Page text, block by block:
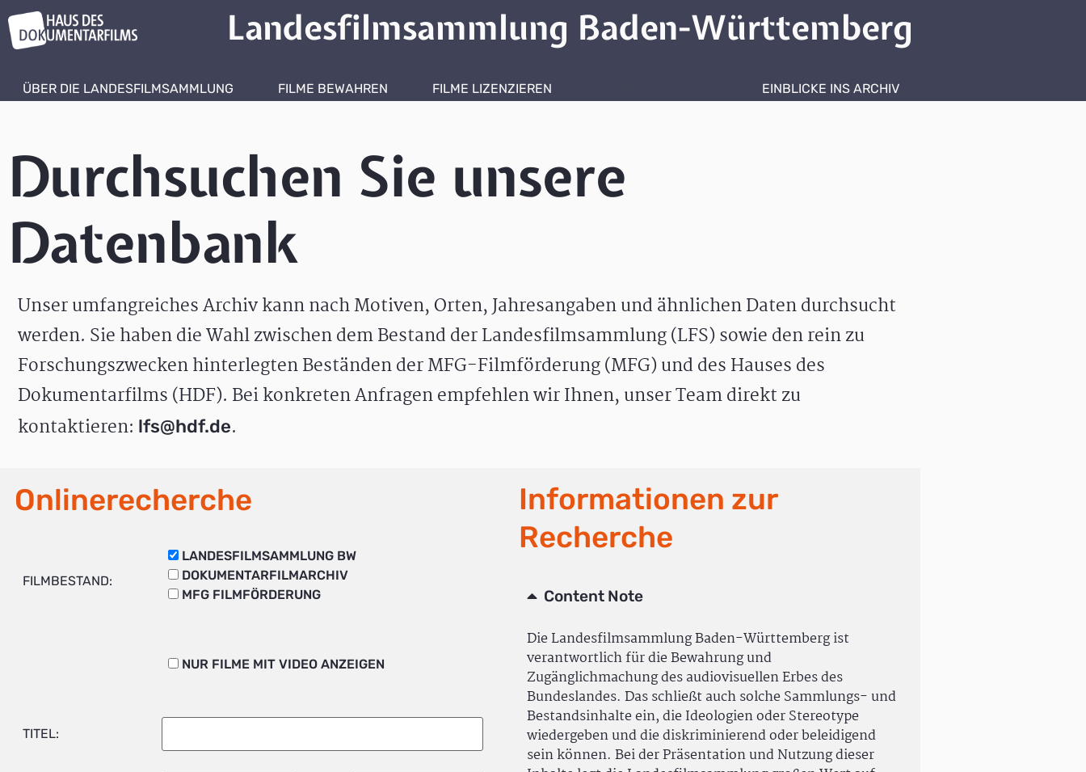
Landesfilmsammlung Baden-Württemberg
ÜBER DIE LANDESFILMSAMMLUNG FILME BEWAHREN FILME LIZENZIEREN EINBLICKE INS ARCHIV
Durchsuchen Sie unsere
Datenbank
Unser umfangreiches Archiv kann nach Motiven, Orten, Jahresangaben und ähnlichen Daten durchsucht
werden. Sie haben die Wahl zwischen dem Bestand der Landesfilmsammlung (LFS) sowie den rein zu
Forschungszwecken hinterlegten Beständen der MFG-Filmförderung (MFG) und des Hauses des
Dokumentarfilms (HDF). Bei konkreten Anfragen empfehlen wir Ihnen, unser Team direkt zu
kontaktieren: lfs@hdf.de.
Onlinerecherche
FILMBESTAND:
LANDESFILMSAMMLUNG BW
DOKUMENTARFILMARCHIV
MFG FILMFÖRDERUNG
NUR FILME MIT VIDEO ANZEIGEN
TITEL:
Informationen zur
Recherche
Content Note
Die Landesfilmsammlung Baden-Württemberg ist
verantwortlich für die Bewahrung und
Zugänglichmachung des audiovisuellen Erbes des
Bundeslandes. Das schließt auch solche Sammlungs- und
Bestandsinhalte ein, die Ideologien oder Stereotype
wiedergeben und die diskriminierend oder beleidigend
sein können. Bei der Präsentation und Nutzung dieser